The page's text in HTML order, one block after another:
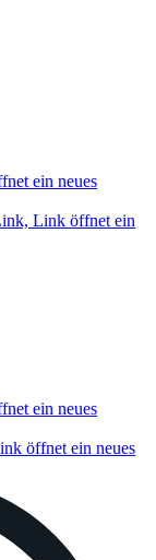
ein neues
Link öffnet ein
ein neues
öffnet ein neues